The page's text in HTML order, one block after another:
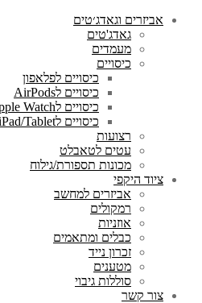
אביזרים וגאדג׳טים
גאדג'טים
מעמדים
כיסויים
כיסויים לפלאפון
כיסויים לAirPods
כיסויים לApple Watch
כיסויים לiPad/Tablet
רצועות
עטים לטאבלט
מכונות תספורת/גילוח
ציוד היקפי
אביזרים למחשב
רמקולים
אוזניות
כבלים ומתאמים
זכרון נייד
מטענים
סוללות גיבוי
צור קשר